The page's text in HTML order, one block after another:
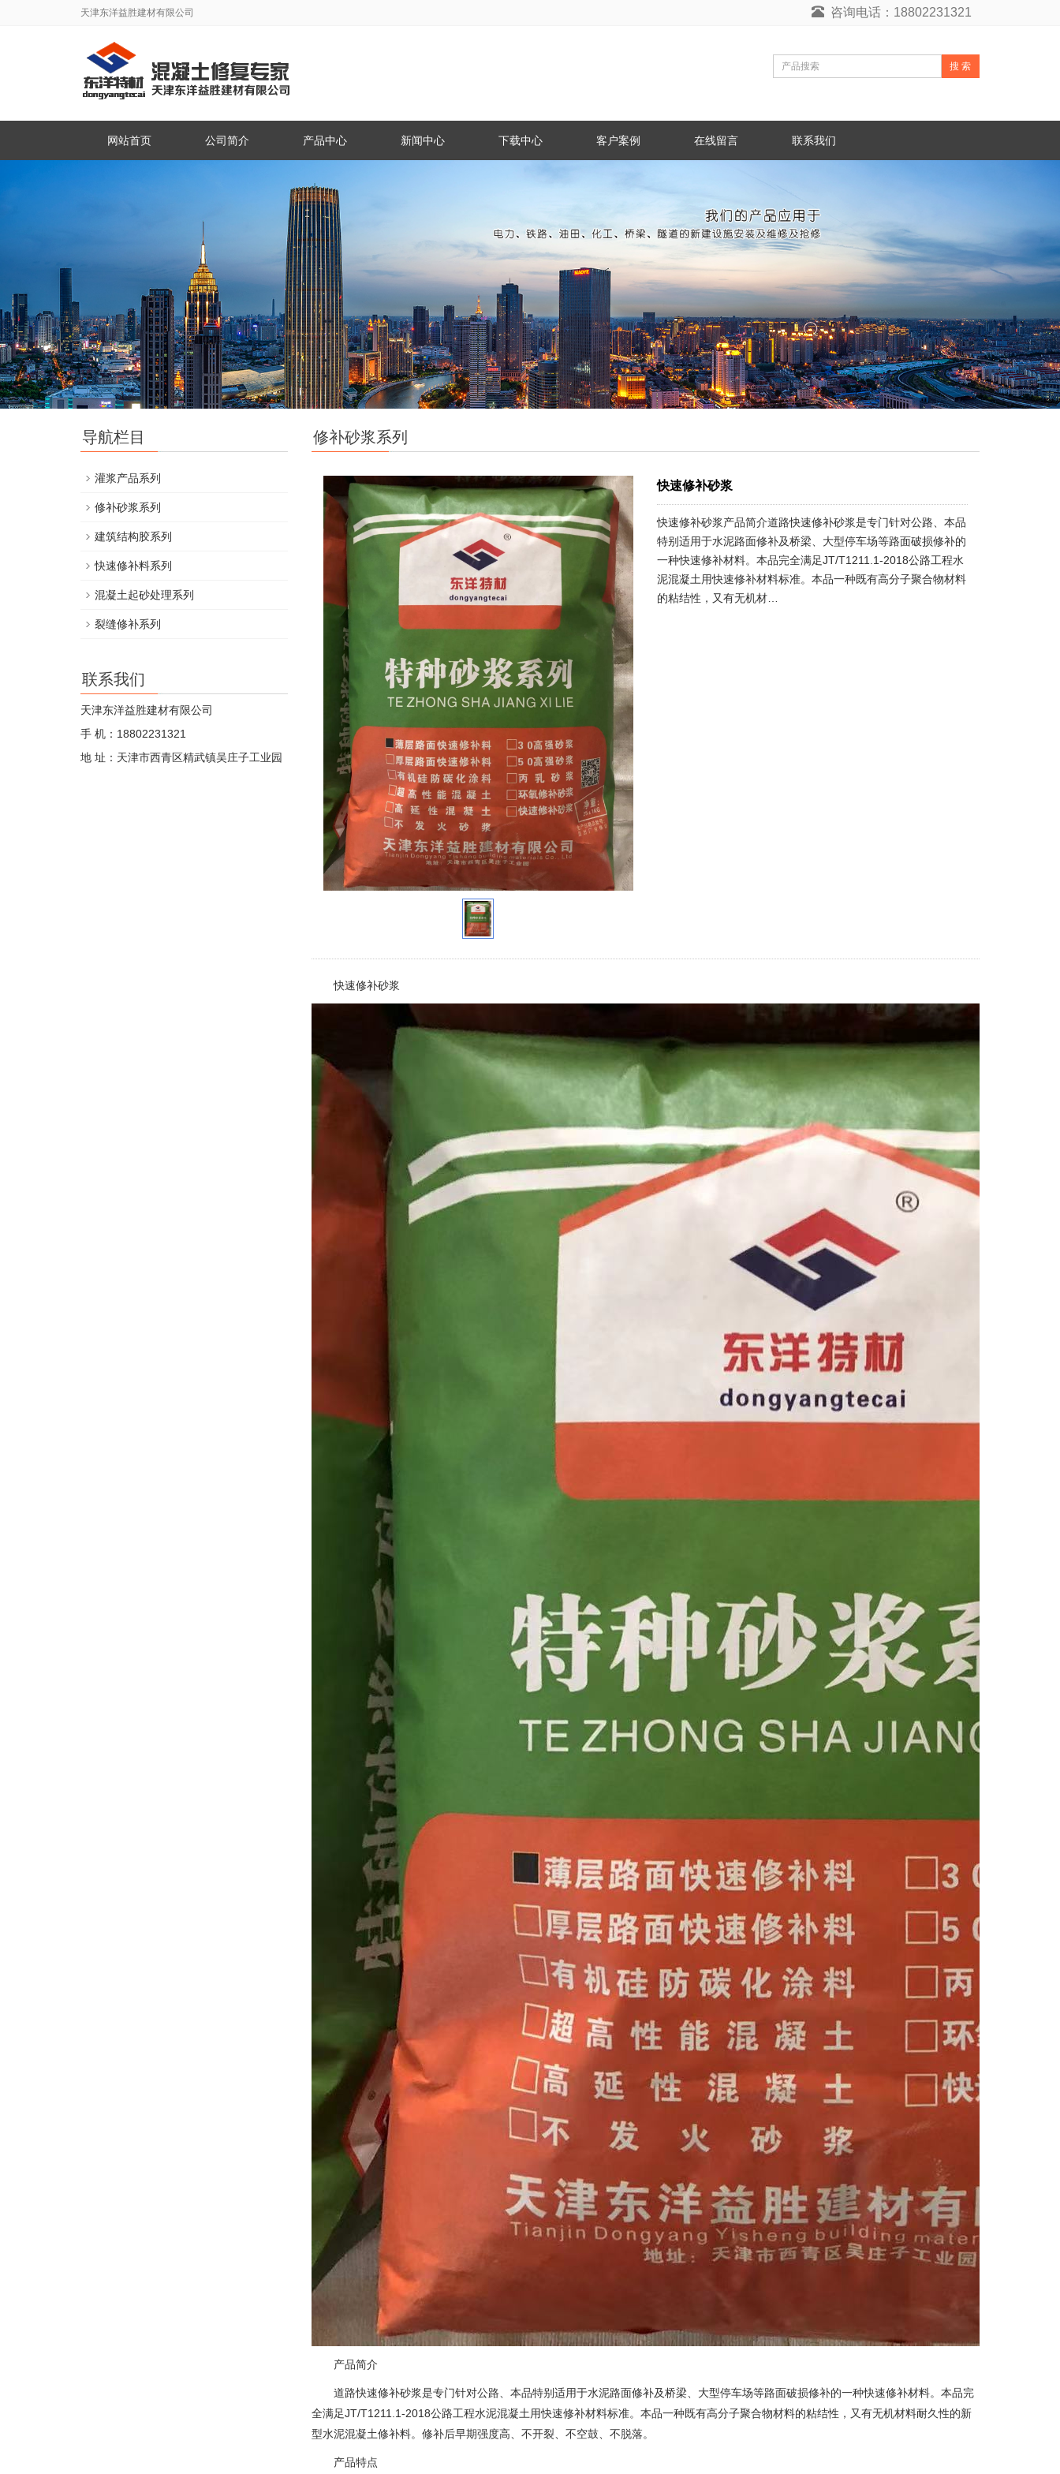
天津东洋益胜建材有限公司 咨询电话：18802231321
搜 索
网站首页 公司简介 产品中心 新闻中心 下载中心 客户案例 在线留言 联系我们
修补砂浆系列
快速修补砂浆
快速修补砂浆产品简介道路快速修补砂浆是专门针对公路、本品
特别适用于水泥路面修补及桥梁、大型停车场等路面破损修补的
一种快速修补材料。本品完全满足JT/T1211.1-2018公路工程水
泥混凝土用快速修补材料标准。本品一种既有高分子聚合物材料
的粘结性，又有无机材…
快速修补砂浆
产品简介
道路快速修补砂浆是专门针对公路、本品特别适用于水泥路面修补及桥梁、大型停车场等路面破损修补的一种快速修补材料。本品完
全满足JT/T1211.1-2018公路工程水泥混凝土用快速修补材料标准。本品一种既有高分子聚合物材料的粘结性，又有无机材料耐久性的新
型水泥混凝土修补料。修补后早期强度高、不开裂、不空鼓、不脱落。
产品特点
导航栏目
灌浆产品系列
修补砂浆系列
建筑结构胶系列
快速修补料系列
混凝土起砂处理系列
裂缝修补系列
联系我们
天津东洋益胜建材有限公司
手 机：18802231321
地 址：天津市西青区精武镇吴庄子工业园